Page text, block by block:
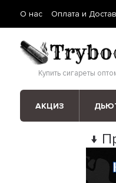
О нас Оплата и
Купить сигареты
АКЦИЗ
↓